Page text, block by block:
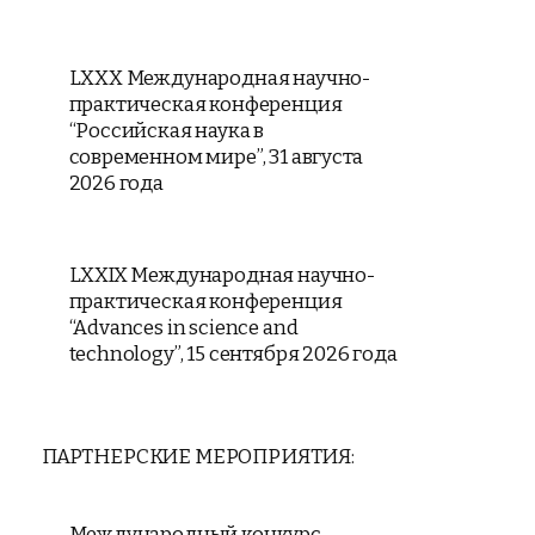
LXXX Международная научно-
практическая конференция
“Российская наука в
современном мире”, 31 августа
2026 года
LXXIX Международная научно-
практическая конференция
“Advances in science and
technology”, 15 сентября 2026 года
ПАРТНЕРСКИЕ МЕРОПРИЯТИЯ: